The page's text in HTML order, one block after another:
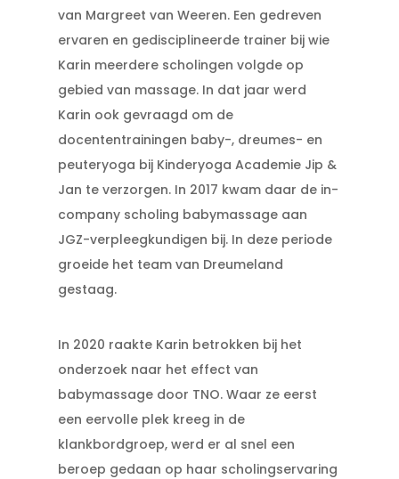
van Margreet van Weeren. Een gedreven
ervaren en gedisciplineerde trainer bij wie
Karin meerdere scholingen volgde op
gebied van massage. In dat jaar werd
Karin ook gevraagd om de
docententrainingen baby-, dreumes- en
peuteryoga bij Kinderyoga Academie Jip &
Jan te verzorgen. In 2017 kwam daar de in-
company scholing babymassage aan
JGZ-verpleegkundigen bij. In deze periode
groeide het team van Dreumeland
gestaag.
In 2020 raakte Karin betrokken bij het
onderzoek naar het effect van
babymassage door TNO. Waar ze eerst
een eervolle plek kreeg in de
klankbordgroep, werd er al snel een
beroep gedaan op haar scholingservaring